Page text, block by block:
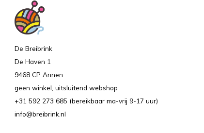
De Breibrink
De Haven 1
9468 CP Annen
geen winkel, uitsluitend webshop
+31 592 273 685 (bereikbaar ma-vrij 9-17 uur)
info@breibrink.nl